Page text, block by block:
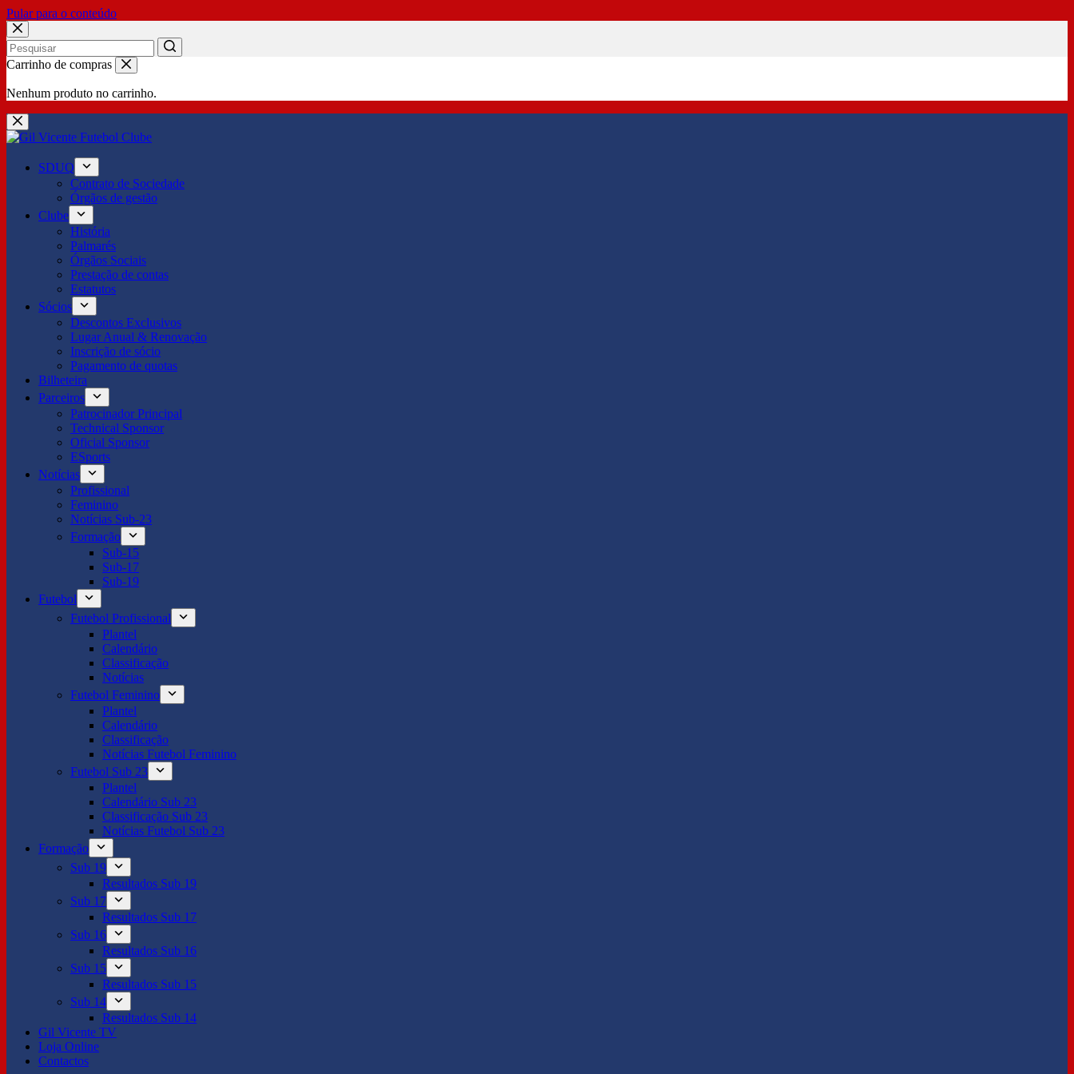
Pular para o conteúdo
No
Carrinho de compras
Nenhum produto no carrinho.
SDUQ
Contrato de Sociedade
Órgãos de gestão
Clube
História
Palmarés
Órgãos Sociais
Prestação de contas
Estatutos
Sócios
Descontos Exclusivos
Lugar Anual & Renovação
Inscrição de sócio
Pagamento de quotas
Bilheteira
Parceiros
Patrocinador Principal
Technical Sponsor
Oficial Sponsor
ESports
Notícias
Profissional
Feminino
Notícias Sub-23
Formação
Sub-15
Sub-17
Sub-19
Futebol
Futebol Profissional
Plantel
Calendário
Classificação
Notícias
Futebol Feminino
Plantel
Calendário
Classificação
Notícias Futebol Feminino
Futebol Sub 23
Plantel
Calendário Sub 23
Classificação Sub 23
Notícias Futebol Sub 23
Formação
Sub 19
Resultados Sub 19
Sub 17
Resultados Sub 17
Sub 16
Resultados Sub 16
Sub 15
Resultados Sub 15
Sub 14
Resultados Sub 14
Gil Vicente TV
Loja Online
Contactos